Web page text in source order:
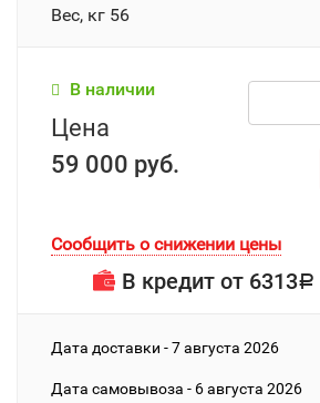
Вес, кг 56
В наличии
Цена
59 000 руб.
Сообщить о снижении цены
В кредит от 6313Р
Дата доставки - 7 августа 2026
Дата cамовывоза - 6 августа 2026